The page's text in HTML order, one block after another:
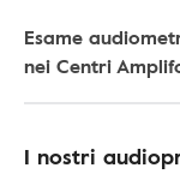
Esame
nei Centri
I nostri